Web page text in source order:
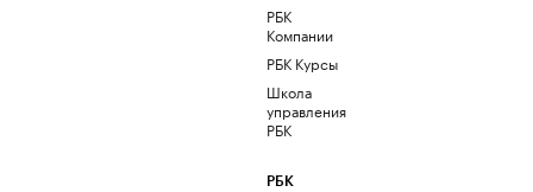
РБК
Компании
РБК Курсы
Школа
управления
РБК
РБК